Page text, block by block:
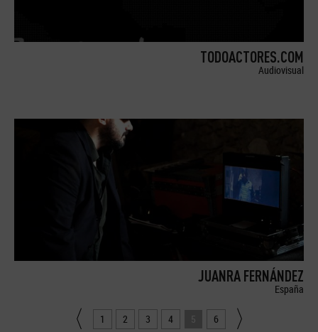
TODOACTORES.COM
Audiovisual
JUANRA FERNÁNDEZ
España
1 2 3 4 5 6